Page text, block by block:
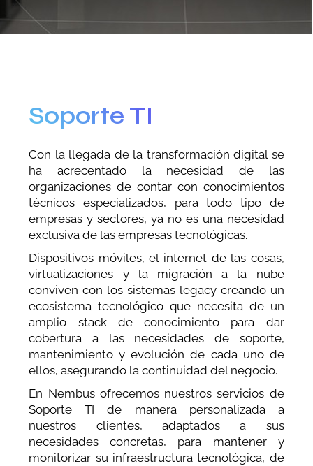
Soporte TI
Con la llegada de la transformación digital se
ha acrecentado la necesidad de las
organizaciones de contar con conocimientos
técnicos especializados, para todo tipo de
empresas y sectores, ya no es una necesidad
exclusiva de las empresas tecnológicas.
Dispositivos móviles, el internet de las cosas,
virtualizaciones y la migración a la nube
conviven con los sistemas legacy creando un
ecosistema tecnológico que necesita de un
amplio stack de conocimiento para dar
cobertura a las necesidades de soporte,
mantenimiento y evolución de cada uno de
ellos, asegurando la continuidad del negocio.
En Nembus ofrecemos nuestros servicios de
Soporte TI de manera personalizada a
nuestros clientes, adaptados a sus
necesidades concretas, para mantener y
monitorizar su infraestructura tecnológica, de